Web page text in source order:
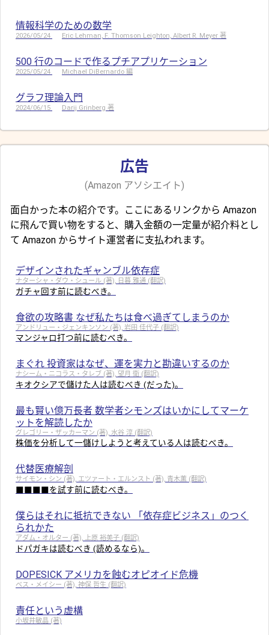
情報科学のための数学
2026/05/24 Eric Lehman, F. Thomson Leighton, Albert R. Meyer 著
500 行のコードで作るプチアプリケーション
2025/05/24 Michael DiBernardo 編
グラフ理論入門
2024/06/15 Darij Grinberg 著
広告
(Amazon アソシエイト)
面白かった本の紹介です。ここにあるリンクから Amazon
に飛んで買い物をすると、購入金額の一定量が紹介料とし
て Amazon からサイト運営者に支払われます。
デザインされたギャンブル依存症
ナターシャ・ダウ・シュール (著), 日暮 雅通 (翻訳)
ガチャ回す前に読むべき。
食欲の攻略書 なぜ私たちは食べ過ぎてしまうのか
アンドリュー・ジェンキンソン (著), 岩田 佳代子 (翻訳)
マンジャロ打つ前に読むべき。
まぐれ 投資家はなぜ、運を実力と勘違いするのか
ナシーム・ニコラス・タレブ (著), 望月 衛 (翻訳)
キオクシアで儲けた人は読むべき (だった)。
最も賢い億万長者 数学者シモンズはいかにしてマーケ
ットを解読したか
グレゴリー・ザッカーマン (著), 水谷 淳 (翻訳)
株価を分析して一儲けしようと考えている人は読むべき。
代替医療解剖
サイモン・シン (著), エツァート・エルンスト (著), 青木薫 (翻訳)
■■■■を試す前に読むべき。
僕らはそれに抵抗できない 「依存症ビジネス」のつく
られかた
アダム・オルター (著), 上原 裕美子 (翻訳)
ドパガキは読むべき (読めるなら)。
DOPESICK アメリカを蝕むオピオイド危機
ベス・メイシー (著), 神保 哲生 (翻訳)
責任という虚構
小坂井敏晶 (著)